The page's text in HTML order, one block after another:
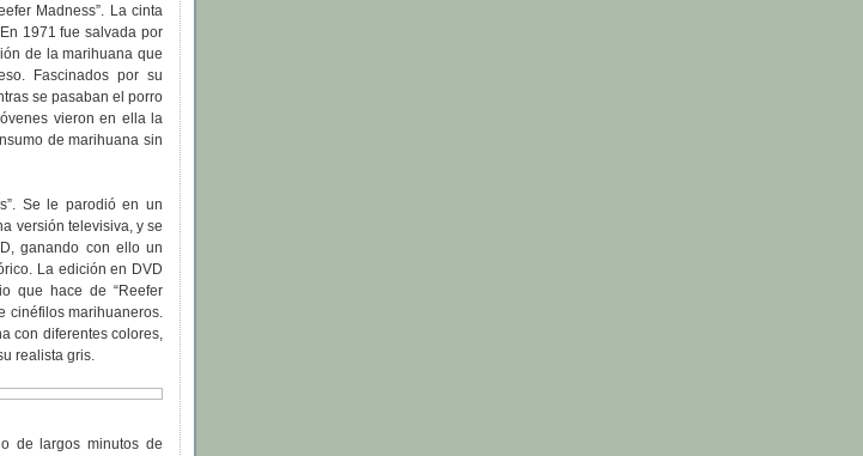
Madness”. La cinta
1971 fue salvada por
de la marihuana que
Fascinados por su
se pasaban el porro
vieron en ella la
de marihuana sin
Se le parodió en un
versión televisiva, y se
ganando con ello un
La edición en DVD
que hace de “Reefer
cinéfilos marihuaneros.
con diferentes colores,
realista gris.
de largos minutos de